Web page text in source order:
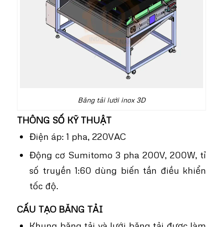
Băng tải lưới inox 3D
THÔNG SỐ KỸ THUẬT
Điện áp: 1 pha, 220VAC
Động cơ Sumitomo 3 pha 200V, 200W, tỉ
số truyền 1:60 dùng biến tần điều khiển
tốc độ.
CẤU TẠO BĂNG TẢI